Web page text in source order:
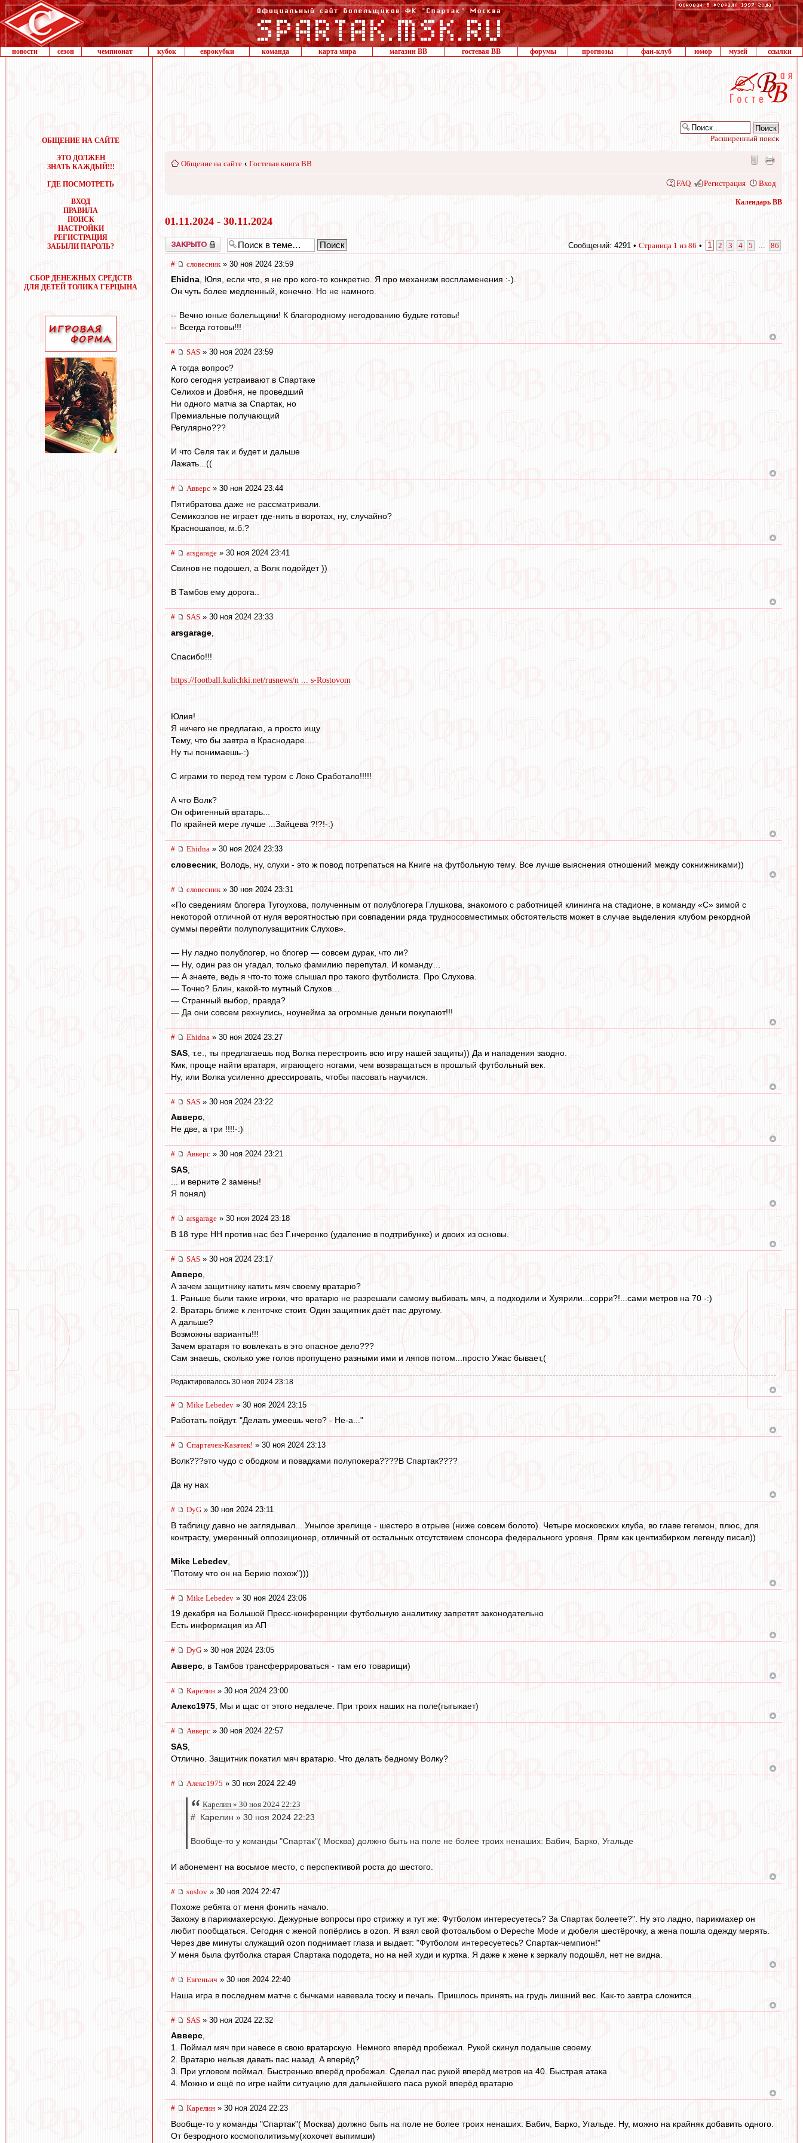
новости сезон чемпионат кубок еврокубки команда карта мира магазин ВВ гостевая ВВ форумы прогнозы фан-клуб юмор музей ссылки
ОБЩЕНИЕ НА САЙТЕ
ЭТО ДОЛЖЕН
ЗНАТЬ КАЖДЫЙ!!!
ГДЕ ПОСМОТРЕТЬ
ВХОД
ПРАВИЛА
ПОИСК
НАСТРОЙКИ
РЕГИСТРАЦИЯ
ЗАБЫЛИ ПАРОЛЬ?
СБОР ДЕНЕЖНЫХ СРЕДСТВ
ДЛЯ ДЕТЕЙ ТОЛИКА ГЕРЦЫНА
Расширенный поиск
Общение на сайте ‹ Гостевая книга ВВ
FAQ Регистрация Вход
Календарь ВВ
01.11.2024 - 30.11.2024
Закрыто Сообщений: 4291 • Страница 1 из 86 • 1 2 3 4 5 86
# словесник » 30 ноя 2024 23:59
Ehidna, Юля, если что, я не про кого-то конкретно. Я про механизм воспламенения :-).
Он чуть более медленный, конечно. Но не намного.
-- Вечно юные болельщики! К благородному негодованию будьте готовы!
-- Всегда готовы!!!
# SAS » 30 ноя 2024 23:59
А тогда вопрос?
Кого сегодня устраивают в Спартаке
Селихов и Довбня, не проведший
Ни одного матча за Спартак, но
Премиальные получающий
Регулярно???
И что Селя так и будет и дальше
Лажать...((
# Авверс » 30 ноя 2024 23:44
Пятибратова даже не рассматривали.
Семикозлов не играет где-нить в воротах, ну, случайно?
Красношапов, м.б.?
# arsgarage » 30 ноя 2024 23:41
Свинов не подошел, а Волк подойдет ))
В Тамбов ему дорога..
# SAS » 30 ноя 2024 23:33
arsgarage
Спасибо!!!
https://football.kulichki.net/rusnews/n ... s-Rostovom
Юлия!
Я ничего не предлагаю, а просто ищу
Тему, что бы завтра в Краснодаре....
Ну ты понимаешь-:)
С играми то перед тем туром с Локо Сработало!!!!!
А что Волк?
Он офигенный вратарь...
По крайней мере лучше ...Зайцева ?!?!-:)
# Ehidna » 30 ноя 2024 23:33
словесник , Володь, ну, слухи - это ж повод потрепаться на Книге на футбольную тему. Все лучше выяснения отношений между сокнижниками))
# словесник » 30 ноя 2024 23:31
«По сведениям блогера Тугоухова, полученным от полублогера Глушкова, знакомого с работницей клининга на стадионе, в команду «С» зимой с
некоторой отличной от нуля вероятностью при совпадении ряда трудносовместимых обстоятельств может в случае выделения клубом рекордной
суммы перейти полуполузащитник Слухов».
— Ну ладно полублогер, но блогер — совсем дурак, что ли?
— Ну, один раз он угадал, только фамилию перепутал. И команду…
— А знаете, ведь я что-то тоже слышал про такого футболиста. Про Слухова.
— Точно? Блин, какой-то мутный Слухов…
— Странный выбор, правда?
— Да они совсем рехнулись, ноунейма за огромные деньги покупают!!!
# Ehidna » 30 ноя 2024 23:27
SAS , т.е., ты предлагаешь под Волка перестроить всю игру нашей защиты)) Да и нападения заодно.
Кмк, проще найти вратаря, играющего ногами, чем возвращаться в прошлый футбольный век.
Ну, или Волка усиленно дрессировать, чтобы пасовать научился.
# SAS » 30 ноя 2024 23:22
Авверс,
Не две, а три !!!!-:)
# Авверс » 30 ноя 2024 23:21
SAS
... и верните 2 замены!
Я понял)
# arsgarage » 30 ноя 2024 23:18
В 18 туре НН против нас без Г.нчеренко (удаление в подтрибунке) и двоих из основы.
# SAS » 30 ноя 2024 23:17
Авверс,
А зачем защитнику катить мяч своему вратарю?
1. Раньше были такие игроки, что вратарю не разрешали самому выбивать мяч, а подходили и Хуярили...сорри?!...сами метров на 70 -:)
2. Вратарь ближе к ленточке стоит. Один защитник даёт пас другому.
А дальше?
Возможны варианты!!!
Зачем вратаря то вовлекать в это опасное дело???
Сам знаешь, сколько уже голов пропущено разными ими и ляпов потом...просто Ужас бывает,(
Редактировалось 30 ноя 2024 23:18
# Mike Lebedev » 30 ноя 2024 23:15
Работать пойдут. "Делать умеешь чего? - Не-а..."
# Спартачек-Казачек! » 30 ноя 2024 23:13
Волк???это чудо с ободком и повадками полупокера????В Спартак????
Да ну нах
# DyG » 30 ноя 2024 23:11
В таблицу давно не заглядывал... Унылое зрелище - шестеро в отрыве (ниже совсем болото). Четыре московских клуба, во главе гегемон, плюс, для
контрасту, умеренный оппозиционер, отличный от остальных отсутствием спонсора федерального уровня. Прям как центизбирком легенду писал))
Mike Lebedev
"Потому что он на Берию похож")))
# Mike Lebedev » 30 ноя 2024 23:06
19 декабря на Большой Пресс-конференции футбольную аналитику запретят законодательно
Есть информация из АП
# DyG » 30 ноя 2024 23:05
Авверс , в Тамбов трансферрироваться - там его товарищи)
# Карелин » 30 ноя 2024 23:00
Алекс1975, Мы и щас от этого недалече. При троих наших на поле(гыгыкает)
# Авверс » 30 ноя 2024 22:57
SAS
Отлично. Защитник покатил мяч вратарю. Что делать бедному Волку?
# Алекс1975 » 30 ноя 2024 22:49
Карелин » 30 ноя 2024 22:23
# Карелин » 30 ноя 2024 22:23
Вообще-то у команды "Спартак"( Москва) должно быть на поле не более троих ненаших: Бабич, Барко, Угальде
И абонемент на восьмое место, с перспективой роста до шестого.
# suslov » 30 ноя 2024 22:47
Похоже ребята от меня фонить начало.
Захожу в парикмахерскую. Дежурные вопросы про стрижку и тут же: Футболом интересуетесь? За Спартак болеете?". Ну это ладно, парикмахер он
любит пообщаться. Сегодня с женой попёрлись в ozon. Я взял свой фотоальбом о Depeche Mode и дюбеля шестёрочку, а жена пошла одежду мерять.
Через две минуты служащий ozon поднимает глаза и выдает: "Футболом интересуетесь? Спартак-чемпион!"
У меня была футболка старая Спартака пододета, но на ней худи и куртка. Я даже к жене к зеркалу подошёл, нет не видна.
# Евгеньич » 30 ноя 2024 22:40
Наша игра в последнем матче с бычками навевала тоску и печаль. Пришлось принять на грудь лишний вес. Как-то завтра сложится...
# SAS » 30 ноя 2024 22:32
Авверс,
1. Поймал мяч при навесе в свою вратарскую. Немного вперёд пробежал. Рукой скинул подальше своему.
2. Вратарю нельзя давать пас назад. А вперёд?
3. При угловом поймал. Быстренько вперёд пробежал. Сделал пас рукой вперёд метров на 40. Быстрая атака
4. Можно и ещё по игре найти ситуацию для дальнейшего паса рукой вперёд вратарю
# Карелин » 30 ноя 2024 22:23
Вообще-то у команды "Спартак"( Москва) должно быть на поле не более троих ненаших: Бабич, Барко, Угальде. Ну, можно на крайняк добавить одного.
От безродного космополитизьму(хохочет выпимши)